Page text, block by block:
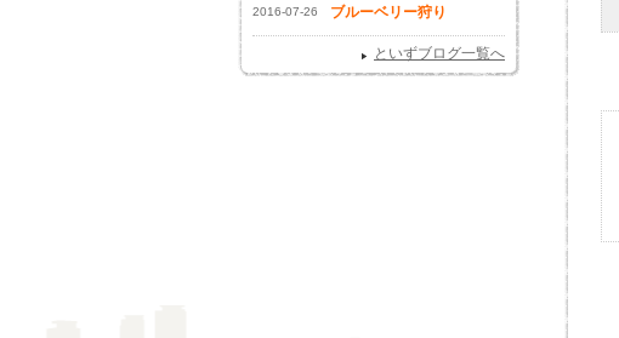
2016-07-26 ブルーベリー狩り
といずブログ一覧へ